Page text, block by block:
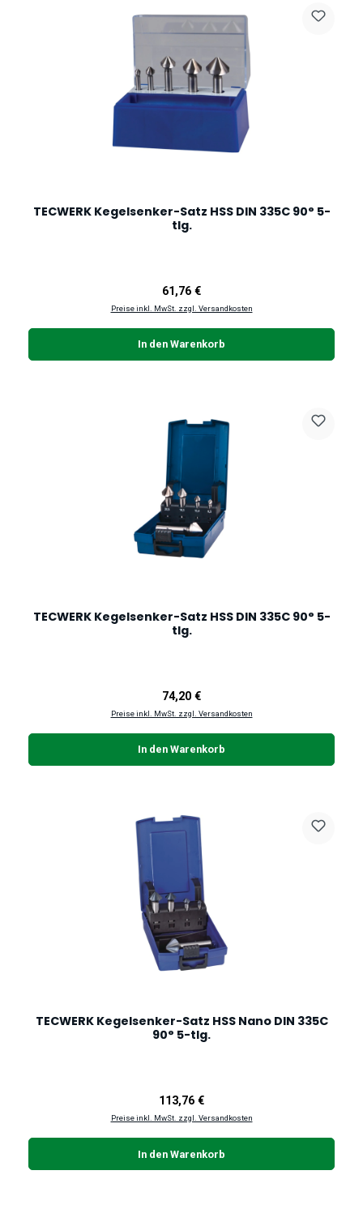
TECWERK Kegelsenker-Satz HSS DIN 335C 90° 5-
tlg.
Regulärer Preis:
61,76 €
Preise inkl. MwSt. zzgl. Versandkosten
In den Warenkorb
TECWERK Kegelsenker-Satz HSS DIN 335C 90° 5-
tlg.
Regulärer Preis:
74,20 €
Preise inkl. MwSt. zzgl. Versandkosten
In den Warenkorb
TECWERK Kegelsenker-Satz HSS Nano DIN 335C
90° 5-tlg.
Regulärer Preis:
113,76 €
Preise inkl. MwSt. zzgl. Versandkosten
In den Warenkorb